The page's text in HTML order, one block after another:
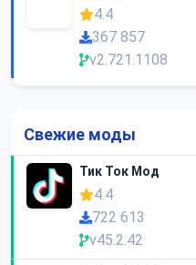
4.4
367 857
v2.721.1108
Свежие моды
Тик Ток Мод
4.4
722 613
v45.2.42